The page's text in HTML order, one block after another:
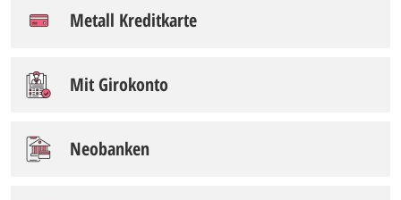
Metall Kreditkarte
Mit Girokonto
Neobanken